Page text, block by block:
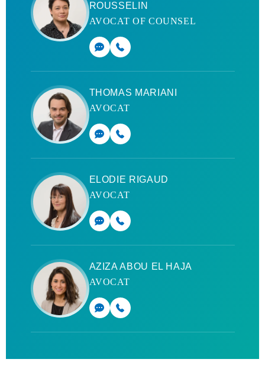
ROUSSELIN
AVOCAT OF COUNSEL
THOMAS MARIANI
AVOCAT
ELODIE RIGAUD
AVOCAT
AZIZA ABOU EL HAJA
AVOCAT